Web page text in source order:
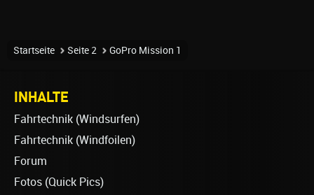
Startseite Seite 2 GoPro Mission 1
INHALTE
Fahrtechnik (Windsurfen)
Fahrtechnik (Windfoilen)
Forum
Fotos (Quick Pics)